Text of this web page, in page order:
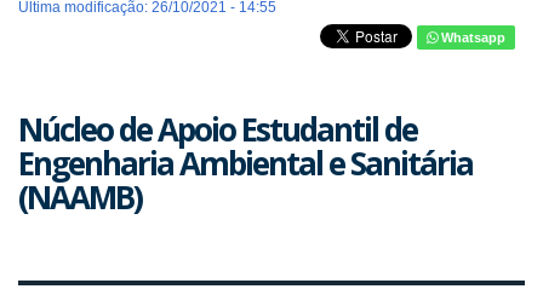
Última modificação: 26/10/2021 - 14:55
Whatsapp
Núcleo de Apoio Estudantil de
Engenharia Ambiental e Sanitária
(NAAMB)